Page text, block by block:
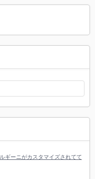
ギーニがカスタマイズされてて